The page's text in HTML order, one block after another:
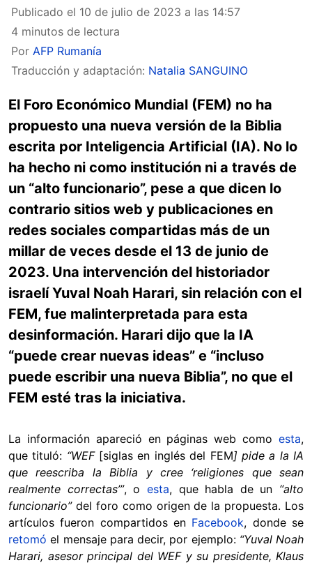
Publicado el 10 de julio de 2023 a las 14:57
4 minutos de lectura
Por AFP Rumanía
Traducción y adaptación: Natalia SANGUINO
El Foro Económico Mundial (FEM) no ha
propuesto una nueva versión de la Biblia
escrita por Inteligencia Artificial (IA). No lo
ha hecho ni como institución ni a través de
un “alto funcionario”, pese a que dicen lo
contrario sitios web y publicaciones en
redes sociales compartidas más de un
millar de veces desde el 13 de junio de
2023. Una intervención del historiador
israelí Yuval Noah Harari, sin relación con el
FEM, fue malinterpretada para esta
desinformación. Harari dijo que la IA
“puede crear nuevas ideas” e “incluso
puede escribir una nueva Biblia”, no que el
FEM esté tras la iniciativa.
La información apareció en páginas web como esta,
que tituló: “WEF[siglas en inglés del FEM] pide a la IA
que reescriba la Biblia y cree ‘religiones que sean
realmente correctas’”, o esta, que habla de un “alto
funcionario”del foro como origen de la propuesta. Los
artículos fueron compartidos en Facebook, donde se
retomó el mensaje para decir, por ejemplo: “Yuval Noah
Harari, asesor principal del WEF y su presidente, Klaus